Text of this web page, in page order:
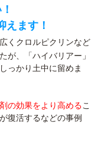
ます！
くクロルピクリンなど
が、「ハイバリアー」
しっかり土中に留めま
の効果をより高めるこ
復活するなどの事例